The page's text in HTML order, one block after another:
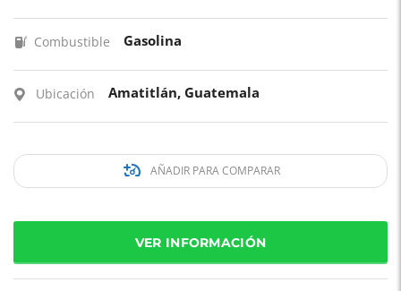
Combustible Gasolina
Ubicación Amatitlán, Guatemala
AÑADIR PARA COMPARAR
VER INFORMACIÓN